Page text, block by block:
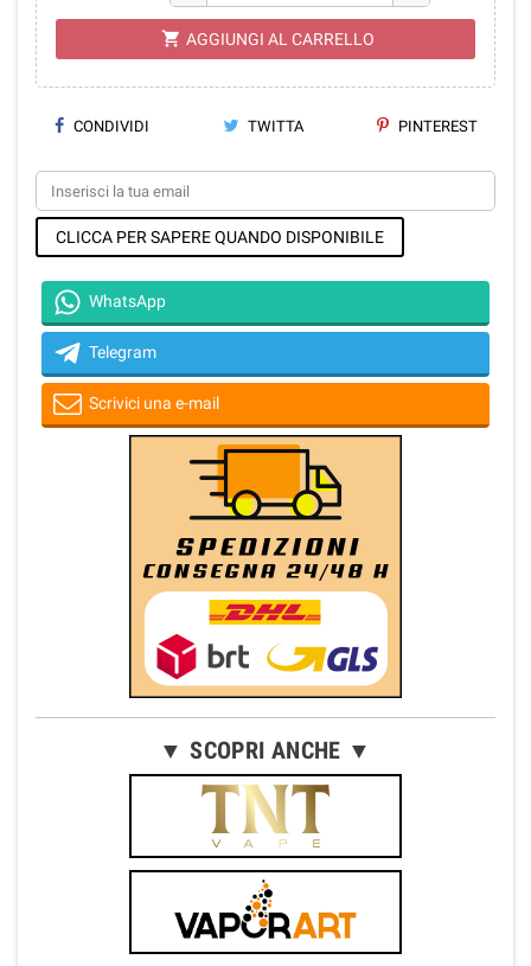
shopping_cart AGGIUNGI AL CARRELLO
CONDIVIDI TWITTA PINTEREST
CLICCA PER SAPERE QUANDO DISPONIBILE
WhatsApp
Telegram
Scrivici una e-mail
▼ SCOPRI ANCHE ▼